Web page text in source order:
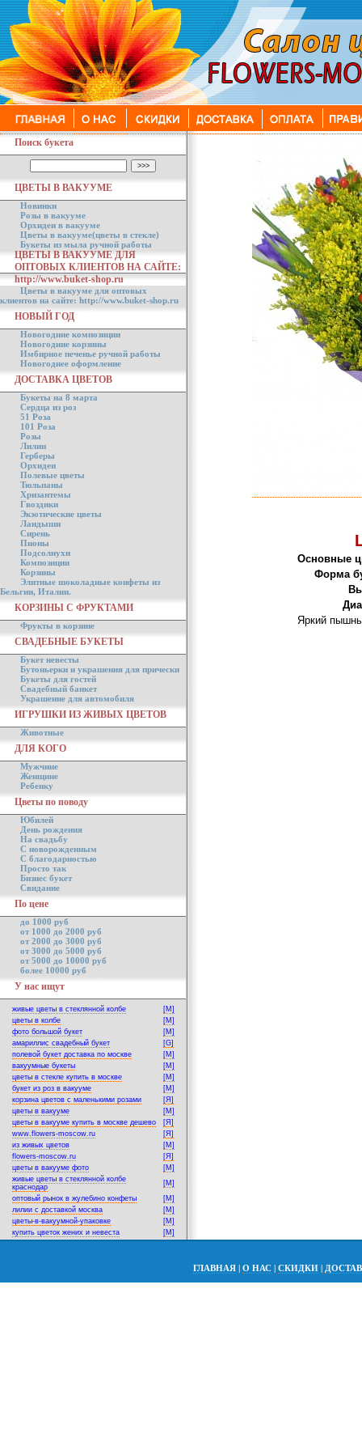
Поиск букета
ЦВЕТЫ В ВАКУУМЕ
Новинки
Розы в вакууме
Орхидеи в вакууме
Цветы в вакууме(цветы в стекле)
Букеты из мыла ручной работы
ЦВЕТЫ В ВАКУУМЕ ДЛЯ
ОПТОВЫХ КЛИЕНТОВ НА САЙТЕ:
http://www.buket-shop.ru
Цветы в вакууме для оптовых
клиентов на сайте: http://www.buket-shop.ru
НОВЫЙ ГОД
Новогодние композиции
Новогодние корзины
Имбирное печенье ручной работы
Новогоднее оформление
ДОСТАВКА ЦВЕТОВ
Букеты на 8 марта
Сердца из роз
51 Роза
101 Роза
Розы
Лилии
Герберы
Орхидеи
Полевые цветы
Тюльпаны
Хризантемы
Гвоздики
Экзотические цветы
Ландыши
Сирень
Пионы
Подсолнухи
Композиции
Корзины
Элитные шоколадные конфеты из
Бельгии, Италии.
КОРЗИНЫ С ФРУКТАМИ
Фрукты в корзине
СВАДЕБНЫЕ БУКЕТЫ
Букет невесты
Бутоньерки и украшения для прически
Букеты для гостей
Свадебный банкет
Украшение для автомобиля
ИГРУШКИ ИЗ ЖИВЫХ ЦВЕТОВ
Животные
ДЛЯ КОГО
Мужчине
Женщине
Ребенку
Цветы по поводу
Юбилей
День рождения
На свадьбу
С новорожденным
С благодарностью
Просто так
Бизнес букет
Свидание
По цене
до 1000 руб
от 1000 до 2000 руб
от 2000 до 3000 руб
от 3000 до 5000 руб
от 5000 до 10000 руб
более 10000 руб
У нас ищут
живые цветы в стеклянной колбе
[M]
цветы в колбе
[M]
фото большой букет
[M]
амариллис свадебный букет
[G]
полевой букет доставка по москве
[M]
вакуумные букеты
[M]
цветы в стекле купить в москве
[M]
букет из роз в вакууме
[M]
корзина цветов с маленькими розами
[Я]
цветы в вакууме
[M]
цветы в вакууме купить в москве дешево
[Я]
www.flowers-moscow.ru
[Я]
из живых цветов
[M]
flowers-moscow.ru
[Я]
цветы в вакууме фото
[M]
живые цветы в стеклянной колбе
краснодар
[M]
оптовый рынок в жулебино конфеты
[M]
лилии с доставкой москва
[M]
цветы-в-вакуумной-упаковке
[M]
купить цветок жених и невеста
[M]
Основные
Форма
Яркий
ГЛАВНАЯ | О НАС | СКИДКИ |